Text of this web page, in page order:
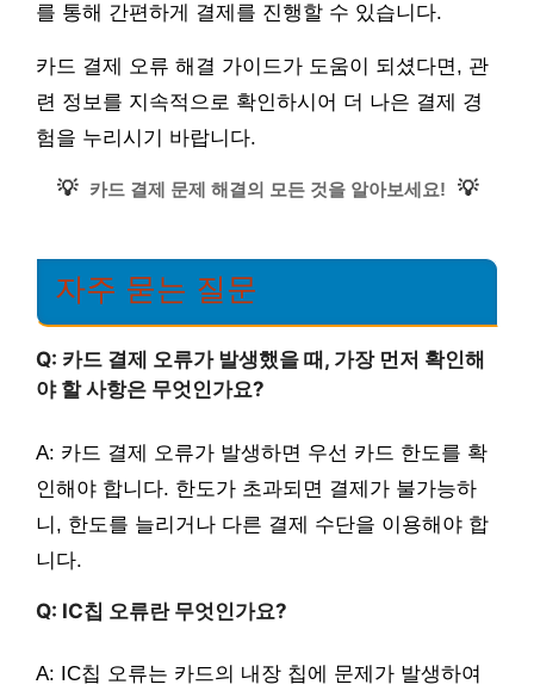
를 통해 간편하게 결제를 진행할 수 있습니다.
카드 결제 오류 해결 가이드가 도움이 되셨다면, 관
련 정보를 지속적으로 확인하시어 더 나은 결제 경
험을 누리시기 바랍니다.
💡 카드 결제 문제 해결의 모든 것을 알아보세요! 💡
자주 묻는 질문
Q: 카드 결제 오류가 발생했을 때, 가장 먼저 확인해
야 할 사항은 무엇인가요?
A: 카드 결제 오류가 발생하면 우선 카드 한도를 확
인해야 합니다. 한도가 초과되면 결제가 불가능하
니, 한도를 늘리거나 다른 결제 수단을 이용해야 합
니다.
Q: IC칩 오류란 무엇인가요?
A: IC칩 오류는 카드의 내장 칩에 문제가 발생하여